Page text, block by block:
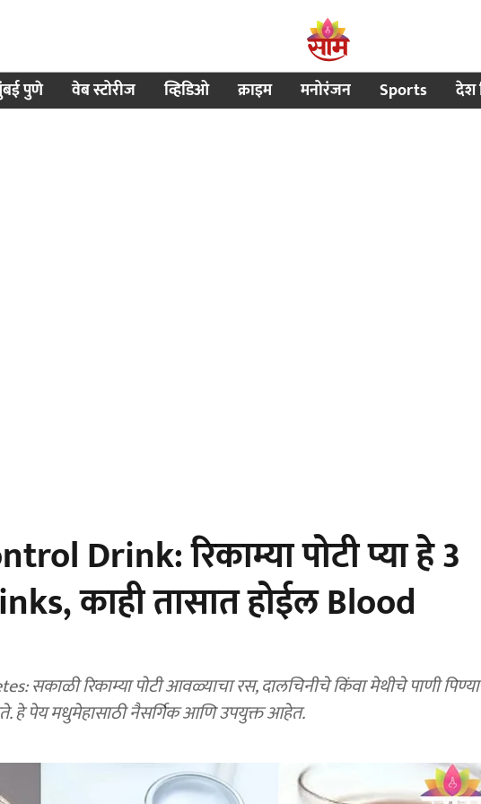
पुणे वेब स्टोरीज व्हिडिओ क्राइम मनोरंजन Sports देश
Drink: रिकाम्या पोटी प्या हे 3
काही तासात होईल Blood
सकाळी रिकाम्या पोटी आवळ्याचा रस, दालचिनीचे किंवा मेथीचे पाणी
हे पेय मधुमेहासाठी नैसर्गिक आणि उपयुक्त आहेत.